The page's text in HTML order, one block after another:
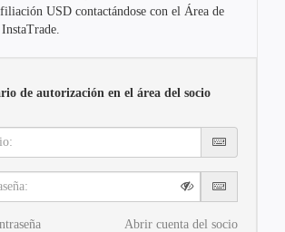
USD contactándose con el Área de
de autorización en el área del socio
Abrir cuenta del socio